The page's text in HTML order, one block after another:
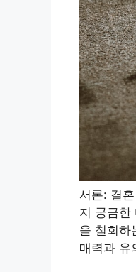
서론: 결
지 궁금한
을 철회하
매력과 유